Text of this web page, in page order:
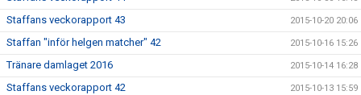
Staffans veckorapport 43 2015-10-20 20:06
Staffan "inför helgen matcher" 42 2015-10-16 15:26
Tränare damlaget 2016 2015-10-14 16:28
Staffans veckorapport 42 2015-10-13 15:59